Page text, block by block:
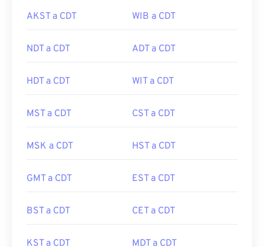
AKST a CDT WIB a CDT
NDT a CDT ADT a CDT
HDT a CDT WIT a CDT
MST a CDT CST a CDT
MSK a CDT HST a CDT
GMT a CDT EST a CDT
BST a CDT CET a CDT
KST a CDT MDT a CDT